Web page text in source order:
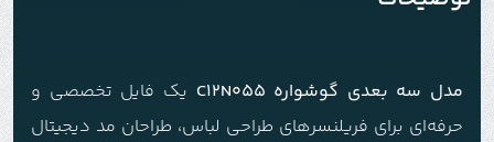
مدل سه بعدی گوشواره C12N055
یک فایل تخصصی و
حرفه‌ای برای فریلنسرهای طراحی لباس، طراحان مد دیجیتال